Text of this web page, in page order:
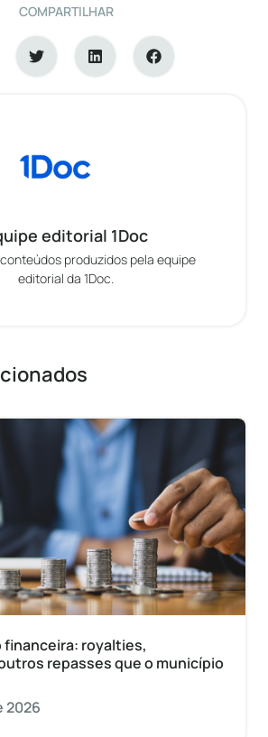
COMPARTILHAR
editorial 1Doc
produzidos pela equipe
editorial da 1Doc.
financeira: royalties,
repasses que o município
2026